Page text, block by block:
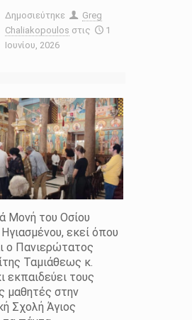
Δημοσιεύτηκε
Greg
Chaliakopoulos στις
1
Ιουνίου, 2026
Μονή του Οσίου
εκεί όπου
ο Πανιερώτατος
Ταμιάθεως κ.
εκπαιδεύει τους
μαθητές στην
Σχολή Άγιος